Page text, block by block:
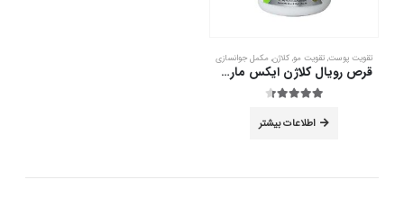
تقویت پوست, تقویت مو, کلاژن, مکمل جوانسازی
قرص رویال کلاژن ایکس مارت 60 عدد
اطلاعات بیشتر